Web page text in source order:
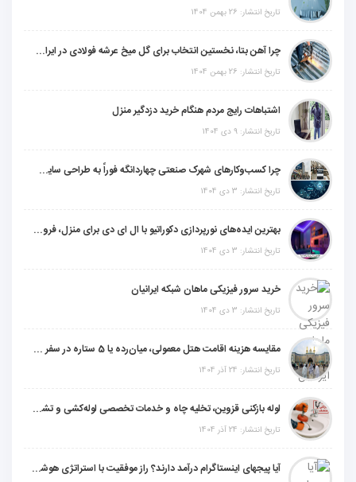
تاریخ انتشار: 26 بهمن 1404
چرا آهن بتا، نخستین انتخاب برای گل میخ عرشه فولادی در ایران است؟
تاریخ انتشار: 26 بهمن 1404
اشتباهات رایج مردم هنگام خرید دزدگیر منزل
تاریخ انتشار: 9 دی 1404
چرا کسب‌وکارهای شهرک صنعتی چهاردانگه فوراً به طراحی سایت نیاز دارند؟
تاریخ انتشار: 3 دی 1404
بهترین ایده‌های نورپردازی دکوراتیو با ال ای دی برای منزل، فروشگاه و دفتر کار
تاریخ انتشار: 3 دی 1404
خرید سرور فیزیکی ماهان شبکه ایرانیان
تاریخ انتشار: 3 دی 1404
مقایسه هزینه اقامت هتل معمولی، میان‌رده یا 5 ستاره در سفر زیارتی عراق
تاریخ انتشار: 24 آذر 1404
لوله بازکنی قزوین، تخلیه چاه و خدمات تخصصی لوله‌کشی و تشخیص ترکیدگی
تاریخ انتشار: 24 آذر 1404
آیا پیجهای اینستاگرام درآمد دارند؟ راز موفقیت با استراتژی هوشمندانه